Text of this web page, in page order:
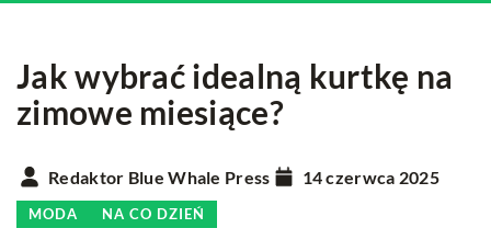
Jak wybrać idealną kurtkę na
zimowe miesiące?
Redaktor Blue Whale Press 14 czerwca 2025
MODA NA CO DZIEŃ